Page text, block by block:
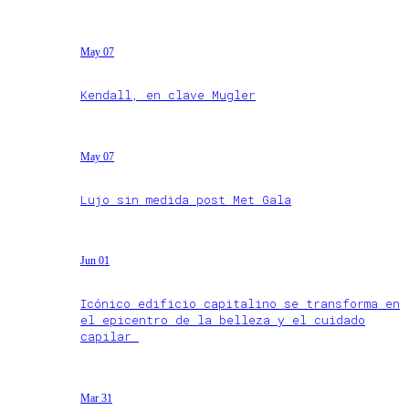
May 07
Kendall, en clave Mugler
May 07
Lujo sin medida post Met Gala
Jun 01
Icónico edificio capitalino se transforma en
el epicentro de la belleza y el cuidado
capilar
Mar 31